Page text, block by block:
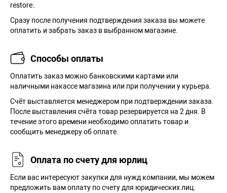
restore:.
Сразу после получения подтверждения заказа вы можете
оплатить и забрать заказ в выбранном магазине.
Способы оплаты
Оплатить заказ можно банковскими картами или
наличными накассе магазина или при получении у курьера.
Cчёт выставляется менеджером при подтверждении заказа.
После выставления счёта товар резервируется на 2 дня. В
течение этого времени необходимо оплатить товар и
сообщить менеджеру об оплате.
Оплата по счету для юрлиц
Если вас интересуют закупки для нужд компании, мы можем
предложить вам оплату по счету для юридических лиц.